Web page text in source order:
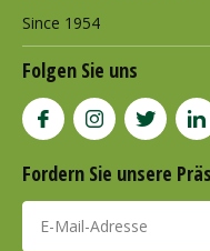
Since 1954
Folgen Sie uns
Fordern Sie unsere